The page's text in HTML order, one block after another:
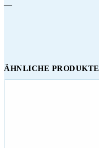
—
ÄHNLICHE PRODUKTE